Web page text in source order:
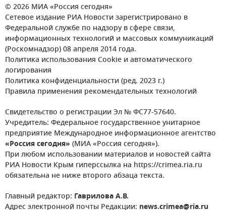
© 2026 МИА «Россия сегодня»
Сетевое издание РИА Новости зарегистрировано в
Федеральной службе по надзору в сфере связи,
информационных технологий и массовых коммуникаций
(Роскомнадзор) 08 апреля 2014 года.
Политика использования Cookie и автоматического
логирования
Политика конфиденциальности (ред. 2023 г.)
Правила применения рекомендательных технологий
Свидетельство о регистрации Эл № ФС77-57640.
Учредитель: Федеральное государственное унитарное
предприятие Международное информационное агентство
«Россия сегодня» (МИА «Россия сегодня»).
При любом использовании материалов и новостей сайта
РИА Новости Крым гиперссылка на https://crimea.ria.ru
обязательна не ниже второго абзаца текста.
Главный редактор: Гаврилова А.В.
Адрес электронной почты Редакции: news.crimea@ria.ru